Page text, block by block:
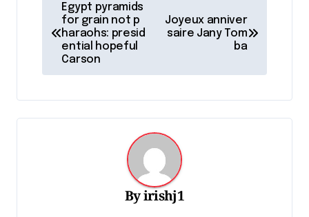
i
g
a
Egypt pyramids
for grain not p
haraohs: presid
ential hopeful
Carson
Joyeux anniver
saire Jany Tom
ba
Byirishj1